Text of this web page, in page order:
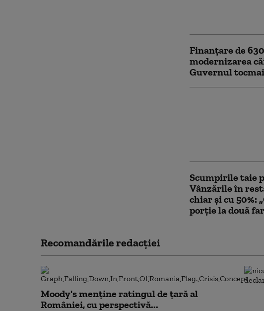
Finanțare de
modernizarea
Guvernul
Scumpirile taie
Vânzările în
chiar și cu 50%:
porție la două
Recomandările redacţiei
Moody's menține ratingul de țară al
României, cu perspectivă...